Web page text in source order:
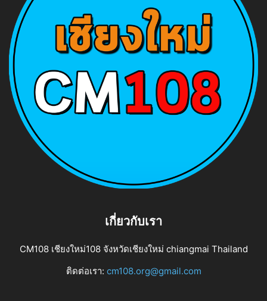
เกี่ยวกับเรา
CM108 เชียงใหม่108 จังหวัดเชียงใหม่ chiangmai Thailand
ติดต่อเรา: cm108.org@gmail.com